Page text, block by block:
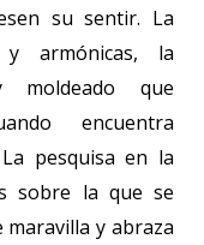
su sentir. La
armónicas, la
moldeado que
encuentra
pesquisa en la
sobre la que se
y abraza